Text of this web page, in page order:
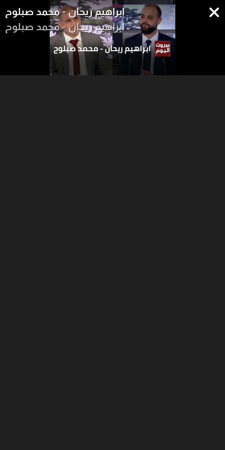
ابراهيم ريحان - محمد صبلوح
ابراهيم ريحان - محمد صبلوح